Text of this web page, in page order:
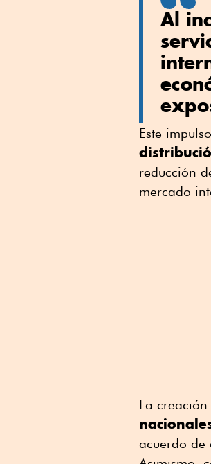
Al
Este
reducción
mercado
La
acuerdo de